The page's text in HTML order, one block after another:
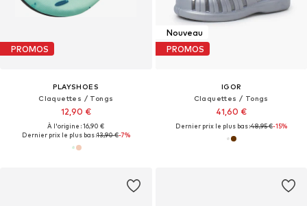
PROMOS
PLAYSHOES
Claquettes / Tongs
12,90 €
À l'origine : 16,90 €
Dernier prix le plus bas :13,90 €-7%
Nouveau
PROMOS
IGOR
Claquettes / Tongs
41,60 €
Dernier prix le plus bas :48,95 €-15%